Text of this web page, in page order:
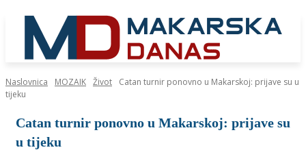
Naslovnica MOZAIK Život
Catan turnir ponovno u Makarskoj: prijave su u
tijeku
Catan turnir ponovno u Makarskoj: prijave su
u tijeku